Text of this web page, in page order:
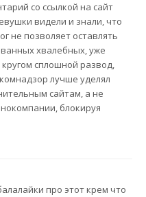
со ссылкой на сайт
видели и знали, что
не позволяет оставлять
хвалебных, уже
сплошной развод,
лучше уделял
сайтам, а не
блокируя
про этот крем что